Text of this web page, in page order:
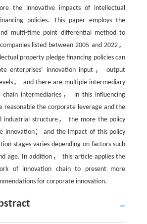
the innovative impacts of intellectual
policies. This paper employs the
multi-time point differential method to
listed between 2005 and 2022，
property pledge financing policies can
enterprises’ innovation input， output
， and there are multiple intermediary
intermediaries， in this influencing
reasonable the corporate leverage and the
industrial structure， the more the policy
innovation； and the impact of this policy
stages varies depending on factors such
age. In addition， this article applies the
of innovation chain to present more
for corporate innovation.